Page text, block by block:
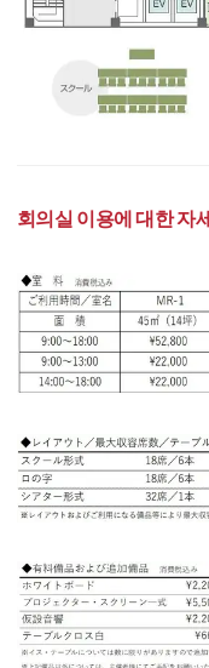
회의실 이용에 대한 자